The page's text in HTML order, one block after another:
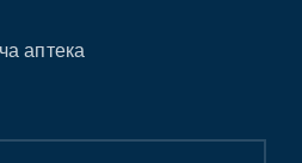
аптека